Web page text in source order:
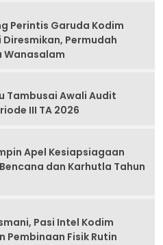
Perintis Garuda Kodim
Permudah
Wanasalam
Tambusai Awali Audit
III TA 2026
Apel Kesiapsiagaan
dan Karhutla Tahun
Pasi Intel Kodim
Pembinaan Fisik Rutin